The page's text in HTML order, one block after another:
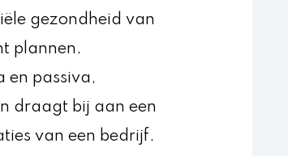
gezondheid van
plannen.
en passiva,
draagt bij aan een
van een bedrijf.